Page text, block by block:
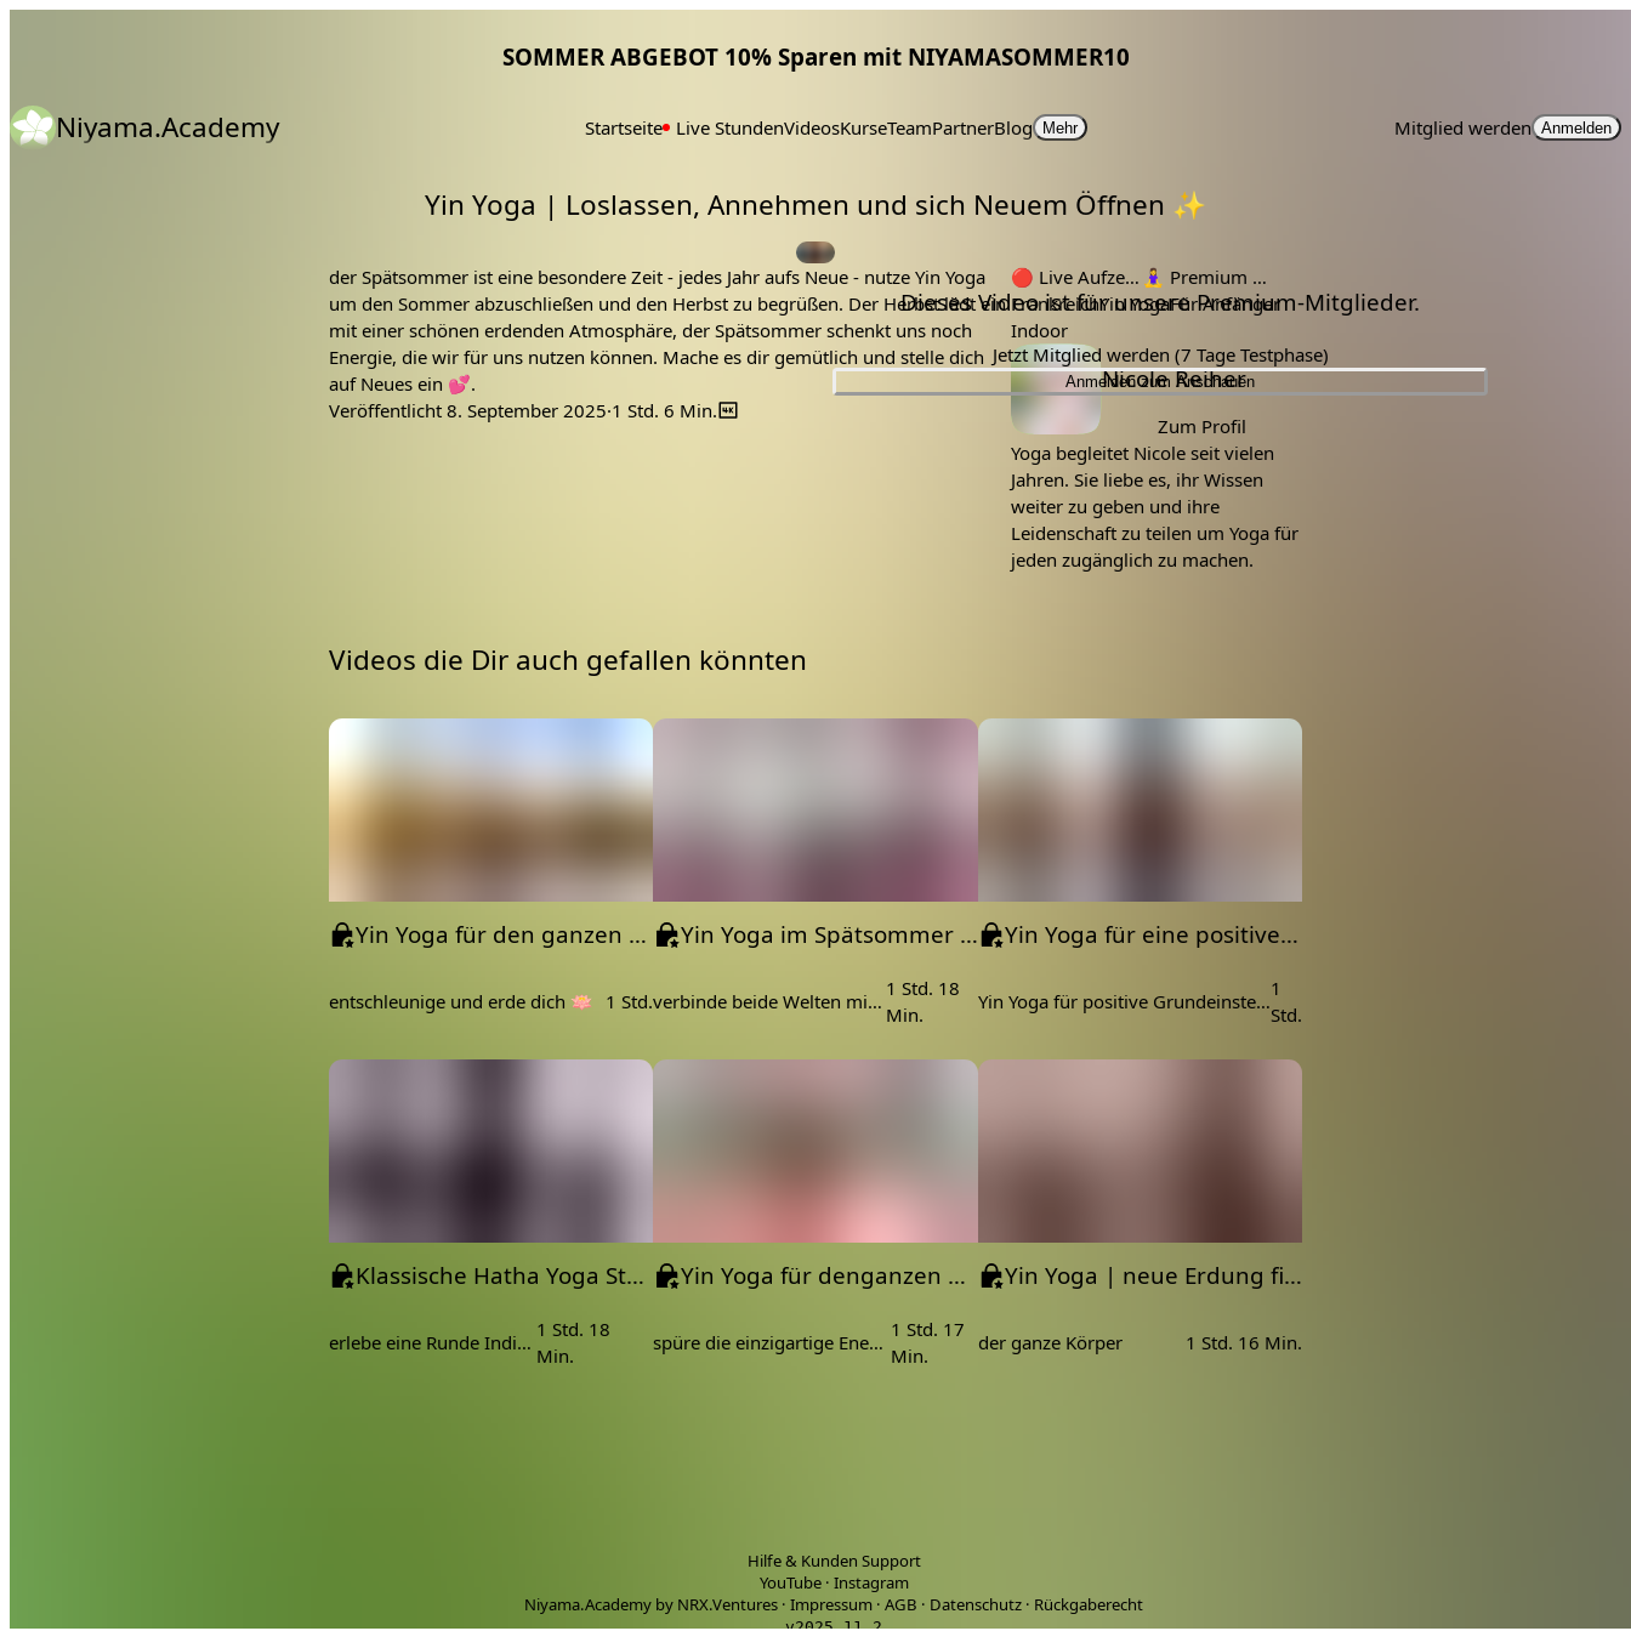
SOMMER ABGEBOT 10% Sparen mit NIYAMASOMMER10
Niyama.Academy Startseite Live StundenVideosKurseTeamPartnerBlog Mehr Mitglied werden Anmelden
Yin Yoga | Loslassen, Annehmen und sich Neuem Öffnen ✨
Dieses Video ist für unsere Premium-Mitglieder.
Jetzt Mitglied werden (7 Tage Testphase)
Anmelden zum Anschauen
der Spätsommer ist eine besondere Zeit - jedes Jahr aufs Neue - nutze Yin Yoga
um den Sommer abzuschließen und den Herbst zu begrüßen. Der Herbst lädt ein
mit einer schönen erdenden Atmosphäre, der Spätsommer schenkt uns noch
Energie, die wir für uns nutzen können. Mache es dir gemütlich und stelle dich
auf Neues ein 💕.
Materialien wie immer im Yin Yoga:
Viel Spaß mit der Einheit, Namasté, deine Nicole.
Veröffentlicht 8. September 2025·1 Std. 6 Min.
Tags:
🔴 Live Aufzeichnung 🧘‍♀️ Premium Mitglieder
FrankreichYin YogaFür Anfänger
Indoor
Frankreich
bei stress
dehnung
entspannung
im Spätsommer
indoor
los lassen
spätsommer
stress
yin
yin yoga
Lehrer:
Nicole Reiher
Zum Profil
Yoga begleitet Nicole seit vielen
Jahren. Sie liebe es, ihr Wissen
weiter zu geben und ihre
Leidenschaft zu teilen um Yoga für
jeden zugänglich zu machen.
Videos die Dir auch gefallen könnten
Yin Yoga für den ganzen Körper | eine Einheit zu jeder Zeit
entschleunige und erde dich 🪷 1 Std.
Yin Yoga im Spätsommer / Frühherbst 💚 Decke Körper und Seele zu
verbinde beide Welten miteinander
1 Std. 18
Min.
Yin Yoga für eine positive Verbindung mit dem Fluss des Lebens | Öffnung der Längen
Yin Yoga für positive Grundeinstellung, Zuversicht und Offenheit
1
Std.
Klassische Hatha Yoga Stunde | Mantra | Pranayama | Meditation
erlebe eine Runde Indien
1 Std. 18
Min.
Yin Yoga für denganzen Körper | Yin im Sommer
spüre die einzigartige Energie von Yin
1 Std. 17
Min.
Yin Yoga | neue Erdung finden | Stabilität und Sicherheit fördern
der ganze Körper 1 Std. 16 Min.
Hilfe & Kunden Support
YouTube · Instagram
Niyama.Academy by NRX.Ventures · Impressum · AGB · Datenschutz · Rückgaberecht
v2025.11.2